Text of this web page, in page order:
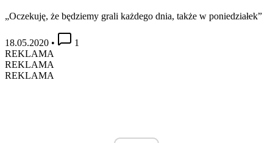
„Oczekuję, że będziemy grali każdego dnia, także w poniedziałek”
18.05.2020 •
1
REKLAMA
REKLAMA
REKLAMA